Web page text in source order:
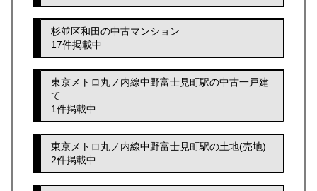
杉並区和田の中古マンション
17件掲載中
東京メトロ丸ノ内線中野富士見町駅の中古一戸建
て
1件掲載中
東京メトロ丸ノ内線中野富士見町駅の土地(売地)
2件掲載中